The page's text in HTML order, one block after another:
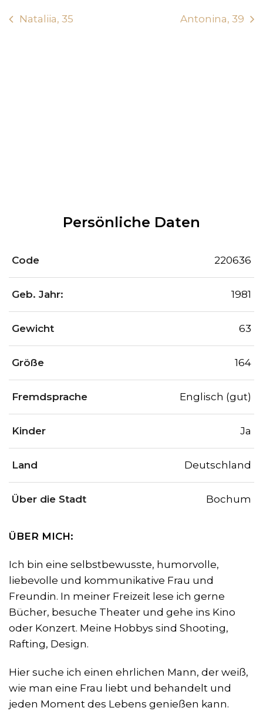
Nataliia, 35 Antonina, 39
Persönliche Daten
Code 220636
Geb. Jahr: 1981
Gewicht 63
Größe 164
Fremdsprache Englisch (gut)
Kinder Ja
Land Deutschland
Über die Stadt Bochum
ÜBER MICH:
Ich bin eine selbstbewusste, humorvolle,
liebevolle und kommunikative Frau und
Freundin. In meiner Freizeit lese ich gerne
Bücher, besuche Theater und gehe ins Kino
oder Konzert. Meine Hobbys sind Shooting,
Rafting, Design.
Hier suche ich einen ehrlichen Mann, der weiß,
wie man eine Frau liebt und behandelt und
jeden Moment des Lebens genießen kann.